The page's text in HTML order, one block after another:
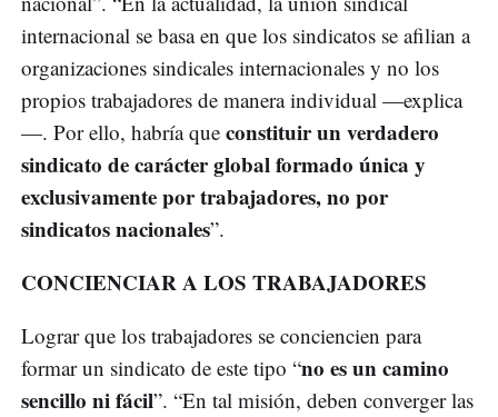
internacional se basa en que los sindicatos se afilian a
organizaciones sindicales internacionales y no los
propios trabajadores de manera individual —explica
—. Por ello, habría que constituir un verdadero
sindicato de carácter global formado única y
exclusivamente por trabajadores, no por
sindicatos nacionales”.
CONCIENCIAR A LOS TRABAJADORES
Lograr que los trabajadores se conciencien para
formar un sindicato de este tipo “no es un camino
sencillo ni fácil”. “En tal misión, deben converger las